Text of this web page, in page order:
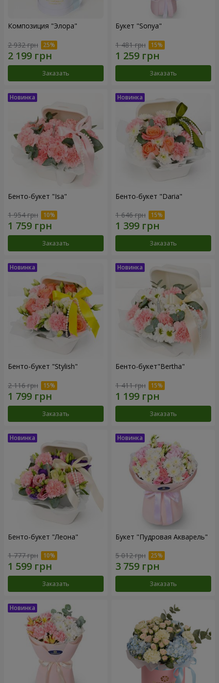
Композиция "Элора"
2 932 грн
Заказать
Букет "Sonya"
1 481 грн
Заказать
Бенто-букет "Isa"
1 954 грн
Заказать
Бенто-букет "Daria"
1 646 грн
Заказать
Бенто-букет "Stylish"
2 116 грн
Заказать
Бенто-букет"Bertha"
1 411 грн
Заказать
Бенто-букет "Леона"
1 777 грн
Заказать
Букет "Пудровая Акварель"
5 012 грн
Заказать